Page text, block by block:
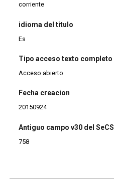
corriente
idioma del titulo
Es
Tipo acceso texto completo
Acceso abierto
Fecha creacion
20150924
Antiguo campo v30 del SeCS
758